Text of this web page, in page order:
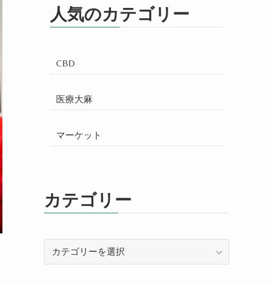
人気のカテゴリー
CBD
医療大麻
マーケット
カテゴリー